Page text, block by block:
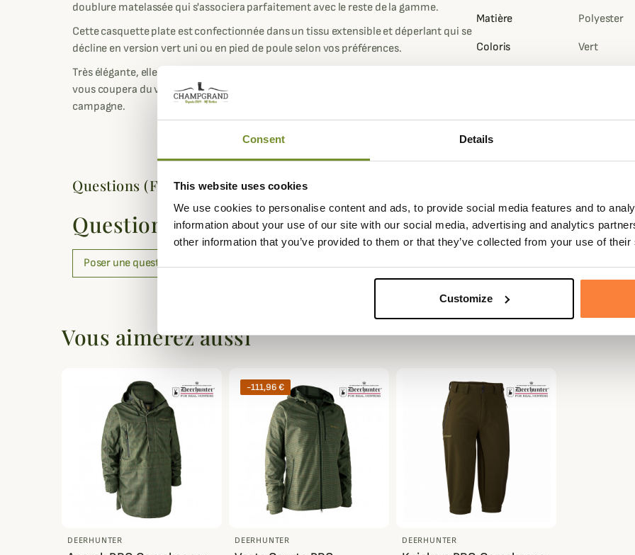
Consent Details
This website uses cookies
We use cookies to personalise content and ads, to provide social media features and to
information about your use of our site with our social media, advertising and analytics
other information that you’ve provided to them or that they’ve collected from your use of
Customize
doublure matelassée qui s'associera parfaitement avec le reste de la gamme.
Cette casquette plate est confectionnée dans un tissu extensible et déperlant qui se
décline en version vert uni ou en pied de poule selon vos préférences.
Très élégante, elle possède aussi une doublure matelassée qui vous tiendra chaud et
vous coupera du vent lors de vos sorties chasses ou lors de vos balades en
campagne.
Matière Polyester
Coloris Vert
Questions (FAQs)
Questions (FAQs)
Poser une question
Vous aimerez aussi
DEERHUNTER
-111,96 €
DEERHUNTER DEERHUNTER